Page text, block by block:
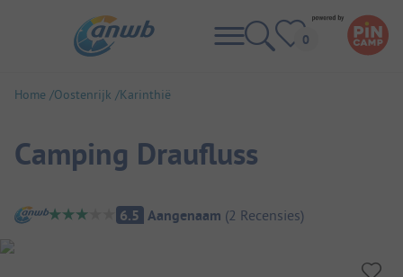
Home Oostenrijk Karinthië
Camping Draufluss
Camping overzicht
6.5 Aangenaam (2 Recensies)